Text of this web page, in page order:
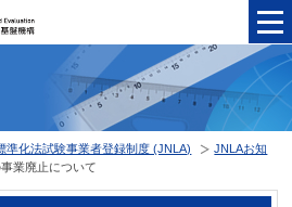
準化法試験事業者登録制度 (JNLA)
JNLAお知
業廃止について